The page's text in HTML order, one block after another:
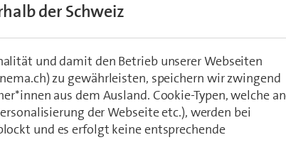
der Schweiz
und damit den Betrieb unserer Webseiten
zu gewährleisten, speichern wir zwingend
aus dem Ausland. Cookie-Typen, welche
der Webseite etc.), werden bei
und es erfolgt keine entsprechende